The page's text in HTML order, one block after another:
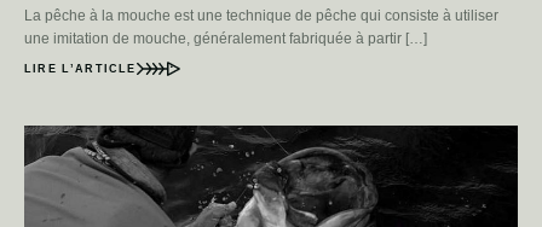
La pêche à la mouche est une technique de pêche qui consiste à utiliser
une imitation de mouche, généralement fabriquée à partir […]
LIRE L’ARTICLE